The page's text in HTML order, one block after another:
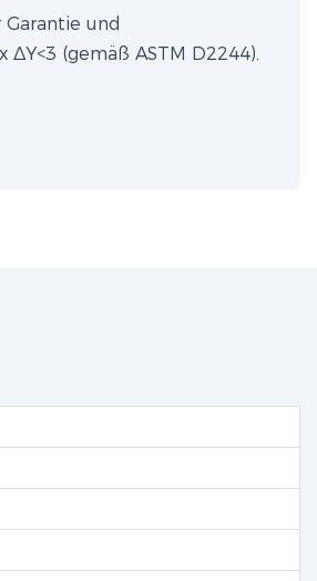
Garantie und
ΔY<3 (gemäß ASTM D2244).